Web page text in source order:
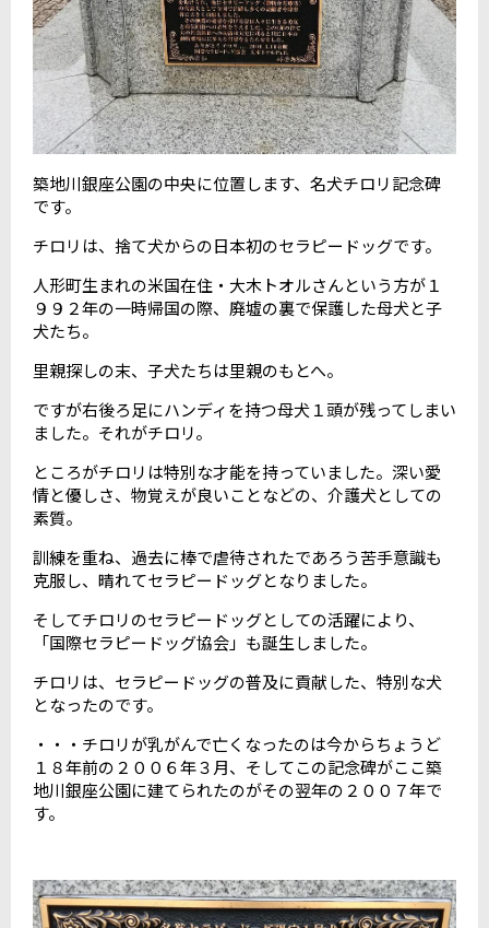
築地川銀座公園の中央に位置します、名犬チロリ記念碑
です。
チロリは、捨て犬からの日本初のセラピードッグです。
人形町生まれの米国在住・大木トオルさんという方が１
９９２年の一時帰国の際、廃墟の裏で保護した母犬と子
犬たち。
里親探しの末、子犬たちは里親のもとへ。
ですが右後ろ足にハンディを持つ母犬１頭が残ってしまい
ました。それがチロリ。
ところがチロリは特別な才能を持っていました。深い愛
情と優しさ、物覚えが良いことなどの、介護犬としての
素質。
訓練を重ね、過去に棒で虐待されたであろう苦手意識も
克服し、晴れてセラピードッグとなりました。
そしてチロリのセラピードッグとしての活躍により、
「国際セラピードッグ協会」も誕生しました。
チロリは、セラピードッグの普及に貢献した、特別な犬
となったのです。
・・・チロリが乳がんで亡くなったのは今からちょうど
１８年前の２００６年３月、そしてこの記念碑がここ築
地川銀座公園に建てられたのがその翌年の２００７年で
す。